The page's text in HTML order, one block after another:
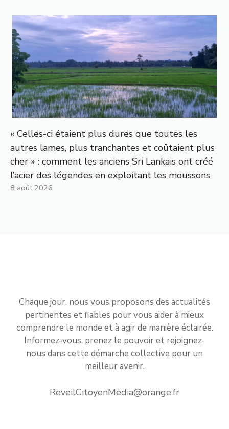
« Celles-ci étaient plus dures que toutes les
autres lames, plus tranchantes et coûtaient plus
cher » : comment les anciens Sri Lankais ont créé
l’acier des légendes en exploitant les moussons
8 août 2026
Chaque jour, nous vous proposons des actualités
pertinentes et fiables pour vous aider à mieux
comprendre le monde et à agir de manière éclairée.
Informez-vous, prenez le pouvoir et rejoignez-
nous dans cette démarche collective pour un
meilleur avenir.
ReveilCitoyenMedia@orange.fr